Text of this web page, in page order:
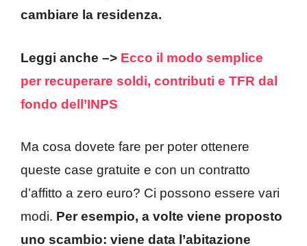
cambiare la residenza.
Leggi anche –> Ecco il modo semplice
per recuperare soldi, contributi e TFR dal
fondo dell’INPS
Ma cosa dovete fare per poter ottenere
queste case gratuite e con un contratto
d’affitto a zero euro? Ci possono essere vari
modi. Per esempio, a volte viene proposto
uno scambio: viene data l’abitazione